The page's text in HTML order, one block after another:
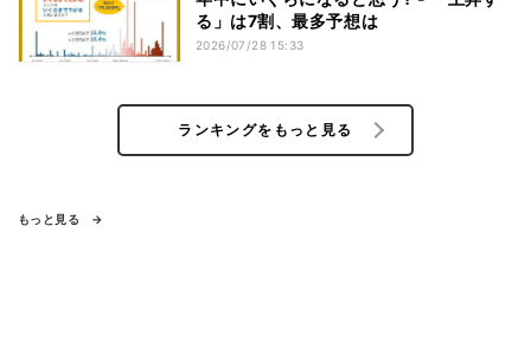
る」は7割、最多予想は
2026/07/28 15:33
ランキングをもっと見る
もっと見る